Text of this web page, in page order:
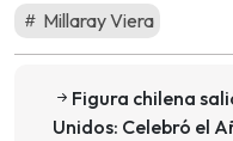
Millaray Viera
Figura chilena
Unidos: Celebró el